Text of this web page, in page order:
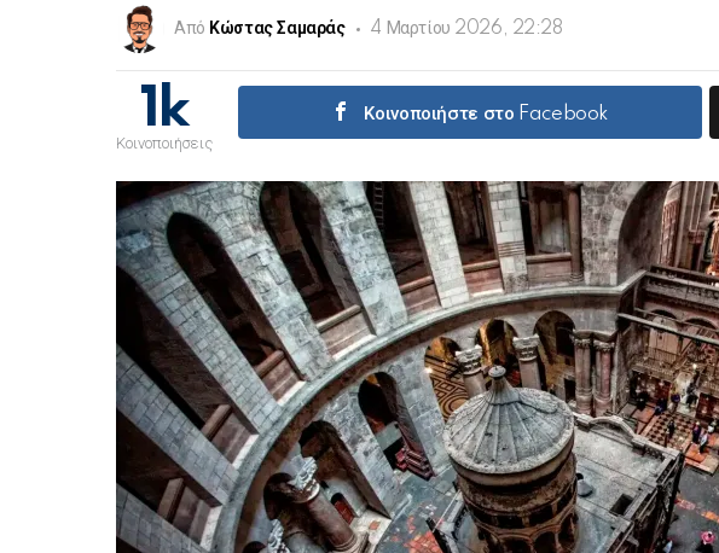
Από Κώστας Σαμαράς 4 Μαρτίου 2026, 22:28
1k
Κοινοποιήσεις
Κοινοποιήστε στο Facebook